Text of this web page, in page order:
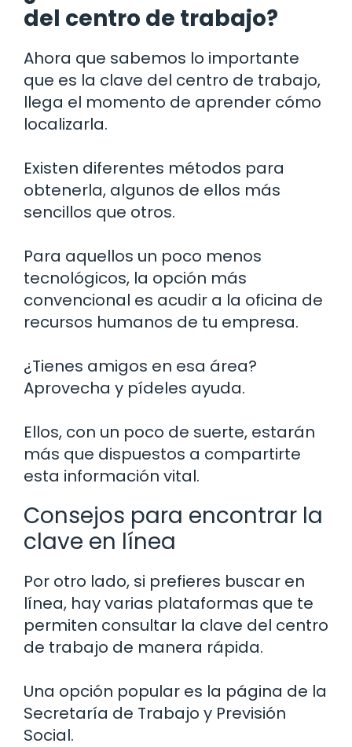
del centro de trabajo?
Ahora que sabemos lo importante
que es la clave del centro de trabajo,
llega el momento de aprender cómo
localizarla.
Existen diferentes métodos para
obtenerla, algunos de ellos más
sencillos que otros.
Para aquellos un poco menos
tecnológicos, la opción más
convencional es acudir a la oficina de
recursos humanos de tu empresa.
¿Tienes amigos en esa área?
Aprovecha y pídeles ayuda.
Ellos, con un poco de suerte, estarán
más que dispuestos a compartirte
esta información vital.
Consejos para encontrar la
clave en línea
Por otro lado, si prefieres buscar en
línea, hay varias plataformas que te
permiten consultar la clave del centro
de trabajo de manera rápida.
Una opción popular es la página de la
Secretaría de Trabajo y Previsión
Social.